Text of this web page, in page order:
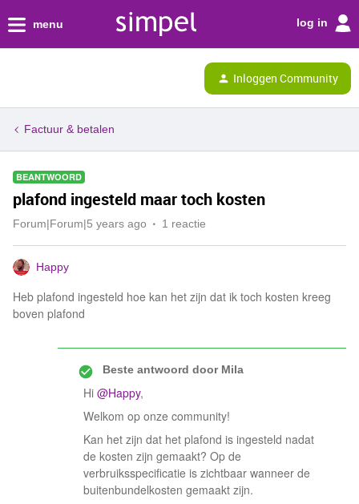
menu log in
Inloggen Community
Factuur & betalen
BEANTWOORD
plafond ingesteld maar toch kosten
Forum|Forum|5 years ago 1 reactie
Happy
Heb plafond ingesteld hoe kan het zijn dat ik toch kosten kreeg
boven plafond
Beste antwoord doorMila
Hi @Happy,
Welkom op onze community!
Kan het zijn dat het plafond is ingesteld nadat
de kosten zijn gemaakt? Op de
verbruiksspecificatie is zichtbaar wanneer de
buitenbundelkosten gemaakt zijn.